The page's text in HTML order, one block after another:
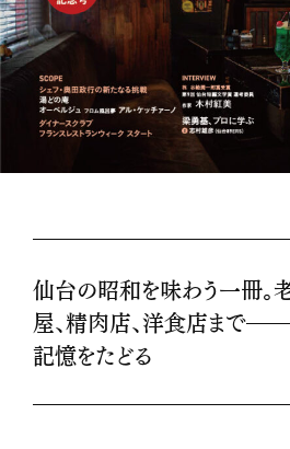
仙台の昭和を味わう一冊。
屋、精肉店、洋食店まで
記憶をたどる